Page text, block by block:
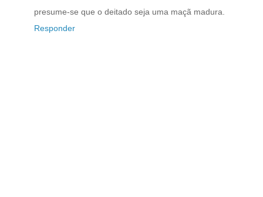
presume-se que o deitado seja uma maçã madura.
Responder